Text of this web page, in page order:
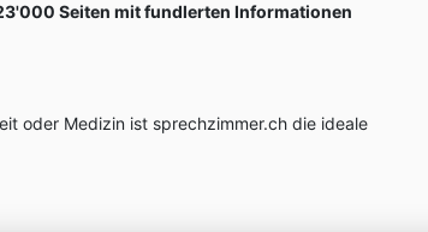
Seiten mit fundlerten Informationen
oder Medizin ist sprechzimmer.ch die ideale